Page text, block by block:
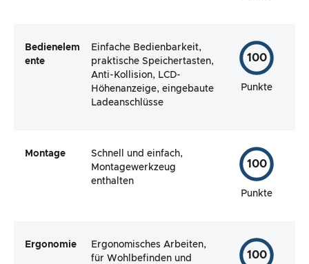
Bedienelem
ente
Einfache Bedienbarkeit,
praktische Speichertasten,
Anti-Kollision, LCD-
Höhenanzeige, eingebaute
Ladeanschlüsse
100
Punkte
Montage
Schnell und einfach,
Montagewerkzeug
enthalten
100
Punkte
Ergonomie
Ergonomisches Arbeiten,
für Wohlbefinden und
100